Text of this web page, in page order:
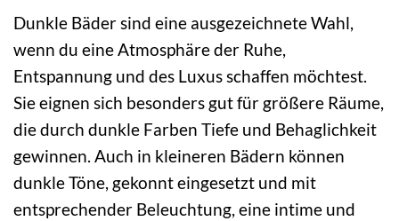
Dunkle Bäder sind eine ausgezeichnete Wahl,
wenn du eine Atmosphäre der Ruhe,
Entspannung und des Luxus schaffen möchtest.
Sie eignen sich besonders gut für größere Räume,
die durch dunkle Farben Tiefe und Behaglichkeit
gewinnen. Auch in kleineren Bädern können
dunkle Töne, gekonnt eingesetzt und mit
entsprechender Beleuchtung, eine intime und